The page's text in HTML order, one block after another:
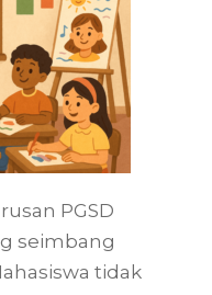
PGSD
seimbang
tidak